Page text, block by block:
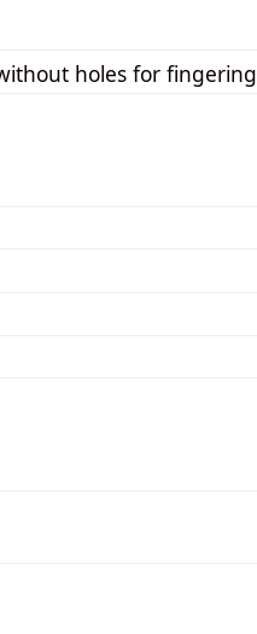
holes for fingering